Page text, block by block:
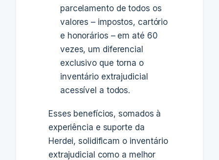
parcelamento de todos os
valores – impostos, cartório
e honorários – em até 60
vezes, um diferencial
exclusivo que torna o
inventário extrajudicial
acessível a todos.
Esses benefícios, somados à
experiência e suporte da
Herdei, solidificam o inventário
extrajudicial como a melhor